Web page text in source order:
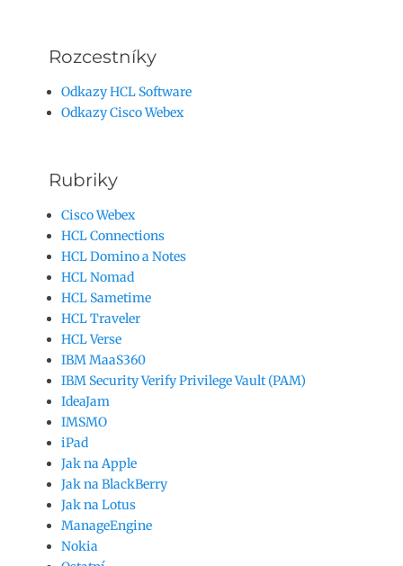
Rozcestníky
Odkazy HCL Software
Odkazy Cisco Webex
Rubriky
Cisco Webex
HCL Connections
HCL Domino a Notes
HCL Nomad
HCL Sametime
HCL Traveler
HCL Verse
IBM MaaS360
IBM Security Verify Privilege Vault (PAM)
IdeaJam
IMSMO
iPad
Jak na Apple
Jak na BlackBerry
Jak na Lotus
ManageEngine
Nokia